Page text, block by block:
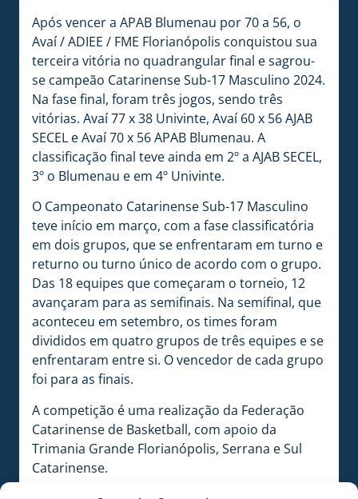
Após vencer a APAB Blumenau por 70 a 56, o
Avaí / ADIEE / FME Florianópolis conquistou sua
terceira vitória no quadrangular final e sagrou-
se campeão Catarinense Sub-17 Masculino 2024.
Na fase final, foram três jogos, sendo três
vitórias. Avaí 77 x 38 Univinte, Avaí 60 x 56 AJAB
SECEL e Avaí 70 x 56 APAB Blumenau. A
classificação final teve ainda em 2º a AJAB SECEL,
3º o Blumenau e em 4º Univinte.
O Campeonato Catarinense Sub-17 Masculino
teve início em março, com a fase classificatória
em dois grupos, que se enfrentaram em turno e
returno ou turno único de acordo com o grupo.
Das 18 equipes que começaram o torneio, 12
avançaram para as semifinais. Na semifinal, que
aconteceu em setembro, os times foram
divididos em quatro grupos de três equipes e se
enfrentaram entre si. O vencedor de cada grupo
foi para as finais.
A competição é uma realização da Federação
Catarinense de Basketball, com apoio da
Trimania Grande Florianópolis, Serrana e Sul
Catarinense.